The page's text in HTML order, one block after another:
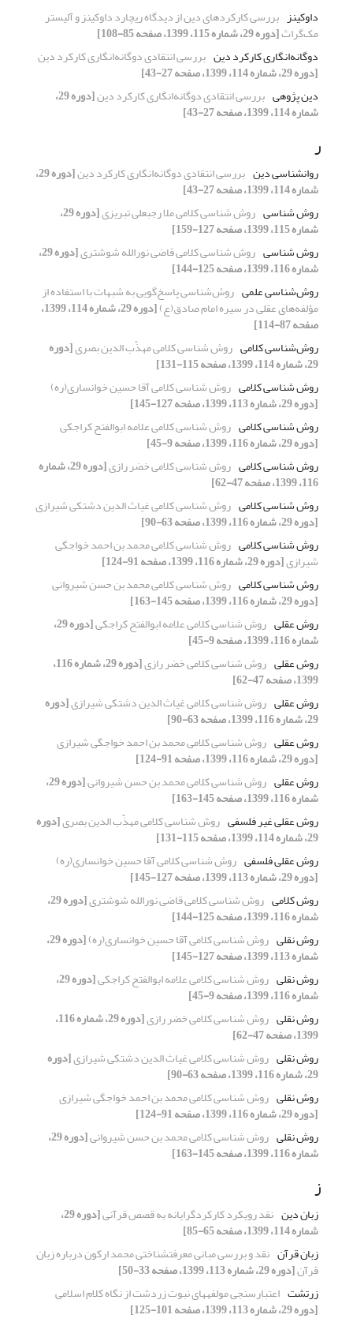
داوکینز بررسی کارکردهای دین از دیدگاه ریچارد داوکینز و آلیستر
مک‌گراث[دوره 29، شماره 115، 1399، صفحه 85-108]
دوگانه‌انگاری کارکرد دین بررسی انتقادی دوگانه‌انگاری کارکرد دین
[دوره 29، شماره 114، 1399، صفحه 27-43]
دین پژوهی بررسی انتقادی دوگانه‌انگاری کارکرد دین [دوره 29،
شماره 114، 1399، صفحه 27-43]
ر
روانشناسی دین بررسی انتقادی دوگانه‌انگاری کارکرد دین [دوره 29،
شماره 114، 1399، صفحه 27-43]
روش شناسی روش شناسی کلامی ملا رجبعلی تبریزی [دوره 29،
شماره 115، 1399، صفحه 127-159]
روش شناسی روش شناسی کلامی قاضی نورالله شوشتری [دوره 29،
شماره 116، 1399، صفحه 125-144]
روش‌شناسی علمی روش‌شناسی پاسخ‌گویی به شبهات با استفاده از
مؤلفه‌های عقلی در سیره امام صادق(ع) [دوره 29، شماره 114، 1399،
صفحه 87-114]
روش‌شناسی کلامی روش شناسی کلامی مهذّب الدین بصری[دوره
29، شماره 114، 1399، صفحه 115-131]
روش شناسی کلامی روش شناسی کلامی آقا حسین خوانساری(ره)
[دوره 29، شماره 113، 1399، صفحه 127-145]
روش شناسی کلامی روش شناسی کلامی علامه ابوالفتح کراجکی
[دوره 29، شماره 116، 1399، صفحه 9-45]
روش شناسی کلامی روش شناسی کلامی خضر رازی [دوره 29، شماره
116، 1399، صفحه 47-62]
روش شناسی کلامی روش شناسی کلامی غیاث الدین دشتکی شیرازی
[دوره 29، شماره 116، 1399، صفحه 63-90]
روش شناسی کلامی روش شناسی کلامی محمد بن احمد خواجگی
شیرازی[دوره 29، شماره 116، 1399، صفحه 91-124]
روش شناسی کلامی روش شناسی کلامی محمد بن حسن شیروانی
[دوره 29، شماره 116، 1399، صفحه 145-163]
روش عقلی روش شناسی کلامی علامه ابوالفتح کراجکی [دوره 29،
شماره 116، 1399، صفحه 9-45]
روش عقلی روش شناسی کلامی خضر رازی [دوره 29، شماره 116،
1399، صفحه 47-62]
روش عقلی روش شناسی کلامی غیاث الدین دشتکی شیرازی[دوره
29، شماره 116، 1399، صفحه 63-90]
روش عقلی روش شناسی کلامی محمد بن احمد خواجگی شیرازی
[دوره 29، شماره 116، 1399، صفحه 91-124]
روش عقلی روش شناسی کلامی محمد بن حسن شیروانی [دوره 29،
شماره 116، 1399، صفحه 145-163]
روش عقلی غیر فلسفی روش شناسی کلامی مهذّب الدین بصری[دوره
29، شماره 114، 1399، صفحه 115-131]
روش عقلی فلسفی روش شناسی کلامی آقا حسین خوانساری(ره)
[دوره 29، شماره 113، 1399، صفحه 127-145]
روش کلامی روش شناسی کلامی قاضی نورالله شوشتری [دوره 29،
شماره 116، 1399، صفحه 125-144]
روش نقلی روش شناسی کلامی آقا حسین خوانساری(ره) [دوره 29،
شماره 113، 1399، صفحه 127-145]
روش نقلی روش شناسی کلامی علامه ابوالفتح کراجکی [دوره 29،
شماره 116، 1399، صفحه 9-45]
روش نقلی روش شناسی کلامی خضر رازی [دوره 29، شماره 116،
1399، صفحه 47-62]
روش نقلی روش شناسی کلامی غیاث الدین دشتکی شیرازی[دوره
29، شماره 116، 1399، صفحه 63-90]
روش نقلی روش شناسی کلامی محمد بن احمد خواجگی شیرازی
[دوره 29، شماره 116، 1399، صفحه 91-124]
روش نقلی روش شناسی کلامی محمد بن حسن شیروانی [دوره 29،
شماره 116، 1399، صفحه 145-163]
ز
زبان دین نقد رویکرد کارکردگرایانه به قصص قرآنی [دوره 29،
شماره 114، 1399، صفحه 65-85]
زبان قرآن
نقد و بررسی مبانی معرفت‎شناختی محمد ارکون درباره زبان
قرآن[دوره 29، شماره 113، 1399، صفحه 33-50]
زرتشت اعتبارسنجی مولفه‏های نبوت زردشت از نگاه کلام اسلامی
[دوره 29، شماره 113، 1399، صفحه 101-125]